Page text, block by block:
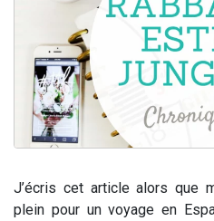
J’écris cet article alors que
plein pour un voyage en